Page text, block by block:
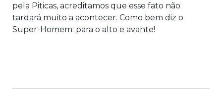
pela Piticas, acreditamos que esse fato não
tardará muito a acontecer. Como bem diz o
Super-Homem: para o alto e avante!